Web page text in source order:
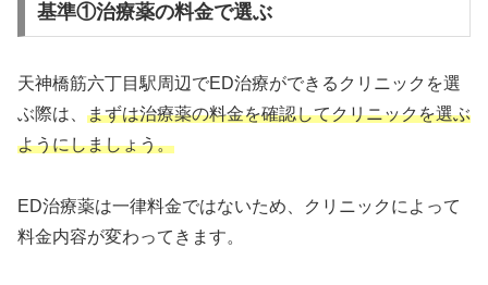
基準①治療薬の料金で選ぶ
天神橋筋六丁目駅周辺でED治療ができるクリニックを選
ぶ際は、 まずは治療薬の料金を確認してクリニックを選ぶ
ようにしましょう。
ED治療薬は一律料金ではないため、クリニックによって
料金内容が変わってきます。